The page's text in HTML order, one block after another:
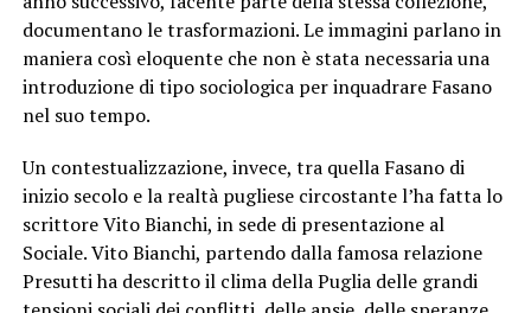
documentano le trasformazioni. Le immagini parlano in
maniera così eloquente che non è stata necessaria una
introduzione di tipo sociologica per inquadrare Fasano
nel suo tempo.
Un contestualizzazione, invece, tra quella Fasano di
inizio secolo e la realtà pugliese circostante l’ha fatta lo
scrittore Vito Bianchi, in sede di presentazione al
Sociale. Vito Bianchi, partendo dalla famosa relazione
Presutti ha descritto il clima della Puglia delle grandi